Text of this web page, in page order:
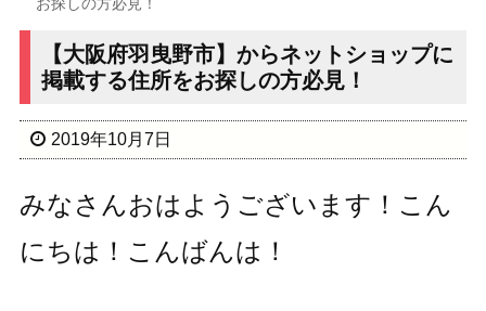
【大阪府羽曳野市】からネットショップに
掲載する住所をお探しの方必見！
2019年10月7日
みなさんおはようございます！こん
にちは！こんばんは！